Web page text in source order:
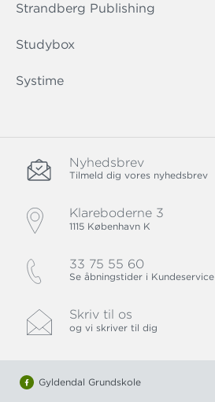
Strandberg Publishing
Studybox
Systime
Nyhedsbrev
Tilmeld dig vores nyhedsbrev
Klareboderne 3
1115 København K
33 75 55 60
Se åbningstider i Kundeservice
Skriv til os
og vi skriver til dig
Gyldendal Grundskole